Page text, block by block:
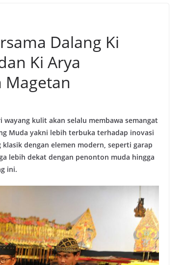
Dalang Ki
Ki Arya
Magetan
wayang kulit akan selalu membawa semangat
Muda yakni lebih terbuka terhadap inovasi
dengan elemen modern, seperti garap
lebih dekat dengan penonton muda hingga
ini.